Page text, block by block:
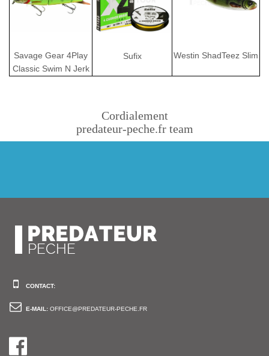
Savage Gear 4Play
Classic Swim N Jerk
Sufix Westin ShadTeez Slim
Cordialement
predateur-peche.fr team
CONTACT:
E-MAIL: OFFICE@PREDATEUR-PECHE.FR